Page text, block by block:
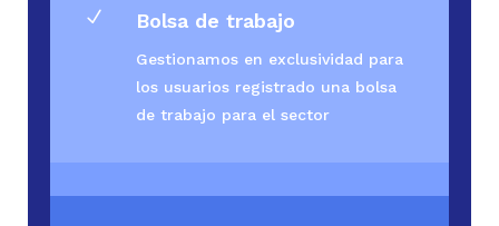
N Bolsa de trabajo
Gestionamos en exclusividad para
los usuarios registrado una bolsa
de trabajo para el sector